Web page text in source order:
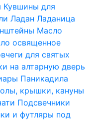
Кувшины для
Ладан Ладаница
Масло
освященное
для святых
на алтарную дверь
Паникадила
крышки, кануны
Подсвечники
и футляры под